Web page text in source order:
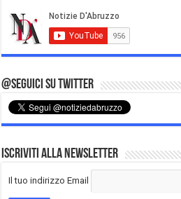
@Seguici su Twitter
Iscriviti alla Newsletter
Il tuo indirizzo Email